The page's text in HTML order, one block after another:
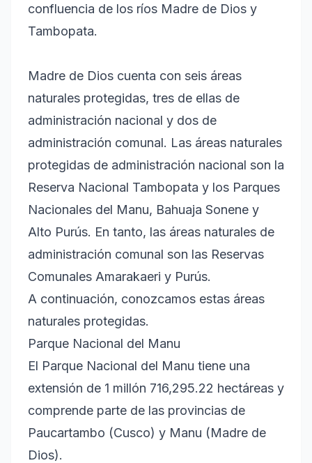
confluencia de los ríos Madre de Dios y
Tambopata.
Madre de Dios cuenta con seis áreas
naturales protegidas, tres de ellas de
administración nacional y dos de
administración comunal. Las áreas naturales
protegidas de administración nacional son la
Reserva Nacional Tambopata y los Parques
Nacionales del Manu, Bahuaja Sonene y
Alto Purús. En tanto, las áreas naturales de
administración comunal son las Reservas
Comunales Amarakaeri y Purús.
A continuación, conozcamos estas áreas
naturales protegidas.
Parque Nacional del Manu
El Parque Nacional del Manu tiene una
extensión de 1 millón 716,295.22 hectáreas y
comprende parte de las provincias de
Paucartambo (Cusco) y Manu (Madre de
Dios).